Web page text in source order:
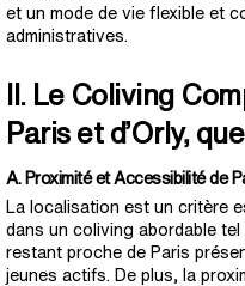
et un mode de vie flexible et
administratives.
II. Le Coliving
Paris et d’Orly,
A. Proximité et Accessibilité de
La localisation est un critère
dans un coliving abordable
restant proche de Paris
jeunes actifs. De plus, la